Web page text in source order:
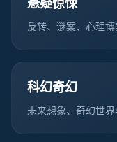
反转、谜案、心理
科幻奇幻
未来想象、奇幻世